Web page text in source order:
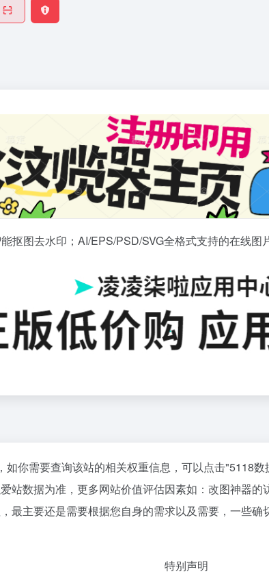
抠图去水印；AI/EPS/PSD/SVG全格式支持的在线图
如你需要查询该站的相关权重信息，可以点击"5118数
站数据为准，更多网站价值评估因素如：改图神器
最主要还是需要根据您自身的需求以及需要，一些确
特别声明